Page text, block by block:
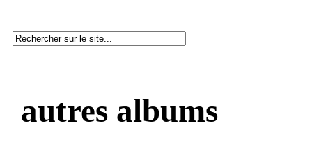
autres albums